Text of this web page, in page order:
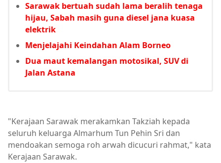
Sarawak bertuah sudah lama beralih tenaga
hijau, Sabah masih guna diesel jana kuasa
elektrik
Menjelajahi Keindahan Alam Borneo
Dua maut kemalangan motosikal, SUV di
Jalan Astana
"Kerajaan Sarawak merakamkan Takziah kepada
seluruh keluarga Almarhum Tun Pehin Sri dan
mendoakan semoga roh arwah dicucuri rahmat," kata
Kerajaan Sarawak.